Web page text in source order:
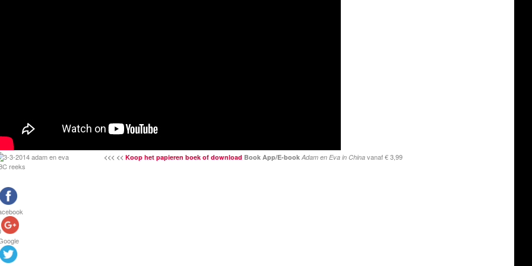
<<< << Koop het papieren boek of download Book App/E-book Adam en Eva in China vanaf € 3,99